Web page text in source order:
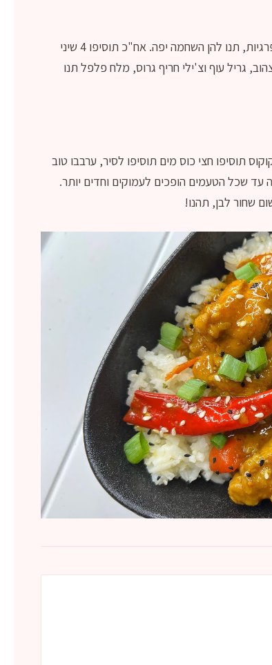
תזיזו הצידה בסיר את הבצל והפלפל ותצרבו את קוביות הפרגיות, תנו להן השחמה יפה. אח"כ תוסיפו 4 שיני
גריל עוף וצ'ילי חריף גרוס, מלח פלפל תנו
תוסיפו חצי כוס מים תוסיפו לסיר, ערבבו טוב
עד שכל הטעמים הופכים לעמוקים וחדים יותר.
שחור לבן, תהנו!